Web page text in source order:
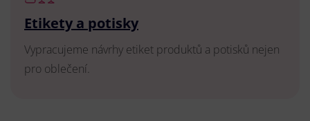
Etikety a potisky
Vypracujeme návrhy etiket produktů a potisků nejen
pro oblečení.